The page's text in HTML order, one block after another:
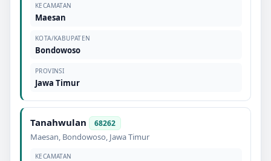
KECAMATAN
Maesan
KOTA/KABUPATEN
Bondowoso
PROVINSI
Jawa Timur
Tanahwulan 68262
Maesan, Bondowoso, Jawa Timur
KECAMATAN